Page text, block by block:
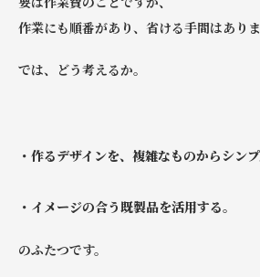
作業にも順番があり、省ける手間はありま
では、どう考えるか。
・作るデザインを、複雑なものからシン
・イメージの合う既製品を活用する。
のふたつです。